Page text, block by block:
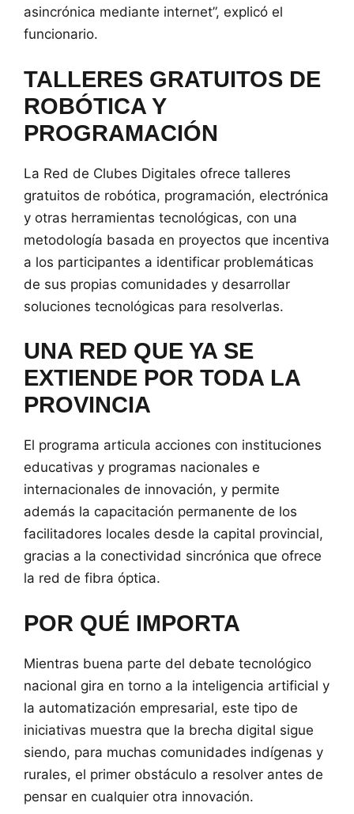
asincrónica mediante internet”, explicó el
funcionario.
TALLERES GRATUITOS DE
ROBÓTICA Y
PROGRAMACIÓN
La Red de Clubes Digitales ofrece talleres
gratuitos de robótica, programación, electrónica
y otras herramientas tecnológicas, con una
metodología basada en proyectos que incentiva
a los participantes a identificar problemáticas
de sus propias comunidades y desarrollar
soluciones tecnológicas para resolverlas.
UNA RED QUE YA SE
EXTIENDE POR TODA LA
PROVINCIA
El programa articula acciones con instituciones
educativas y programas nacionales e
internacionales de innovación, y permite
además la capacitación permanente de los
facilitadores locales desde la capital provincial,
gracias a la conectividad sincrónica que ofrece
la red de fibra óptica.
POR QUÉ IMPORTA
Mientras buena parte del debate tecnológico
nacional gira en torno a la inteligencia artificial y
la automatización empresarial, este tipo de
iniciativas muestra que la brecha digital sigue
siendo, para muchas comunidades indígenas y
rurales, el primer obstáculo a resolver antes de
pensar en cualquier otra innovación.